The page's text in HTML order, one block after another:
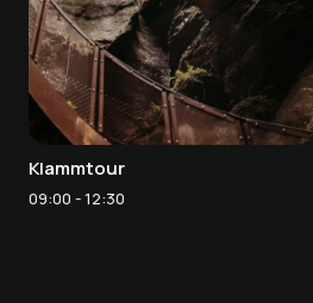
Klammtour
09:00 - 12:30